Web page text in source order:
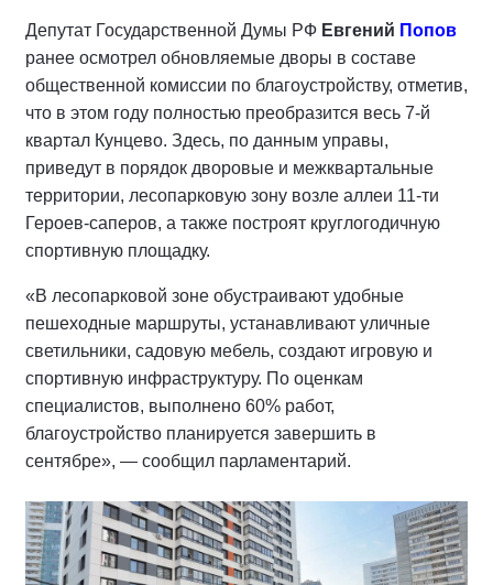
Депутат Государственной Думы РФ Евгений Попов
ранее осмотрел обновляемые дворы в составе
общественной комиссии по благоустройству, отметив,
что в этом году полностью преобразится весь 7-й
квартал Кунцево. Здесь, по данным управы,
приведут в порядок дворовые и межквартальные
территории, лесопарковую зону возле аллеи 11-ти
Героев-саперов, а также построят круглогодичную
спортивную площадку.
«В лесопарковой зоне обустраивают удобные
пешеходные маршруты, устанавливают уличные
светильники, садовую мебель, создают игровую и
спортивную инфраструктуру. По оценкам
специалистов, выполнено 60% работ,
благоустройство планируется завершить в
сентябре», — сообщил парламентарий.